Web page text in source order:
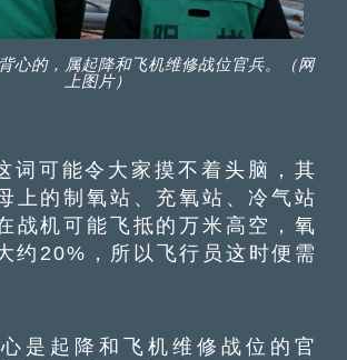
心的，属起降和飞机维修战位官兵。（网
上图片）
可能令大家摸不着头脑，其
上的制氧站、充氧站、冷气站
战机可能飞抵的万米高空，氧
约20%，所以飞行员这时便需
起降和飞机维修战位的官